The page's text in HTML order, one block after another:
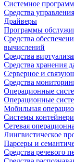
Системное
Средства
Драйверы
Программы
Средства
вычислений
Средства
Средства хранения
Серверное и
Средства
Операционные
Операционные
Мобильная
Системы
Сетевая
Лингвистическое
Парсеры и
Средства речевого